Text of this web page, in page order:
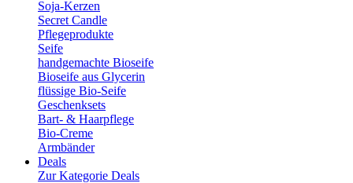
Soja-Kerzen
Secret Candle
Pflegeprodukte
Seife
handgemachte Bioseife
Bioseife aus Glycerin
flüssige Bio-Seife
Geschenksets
Bart- & Haarpflege
Bio-Creme
Armbänder
Deals
Zur Kategorie Deals